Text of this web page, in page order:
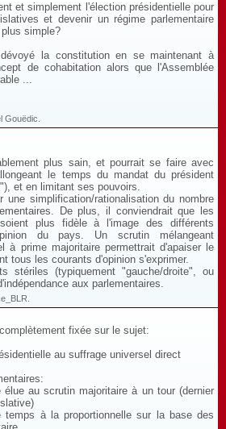
et simplement l'élection présidentielle pour
et devenir un régime parlementaire
simple?
la constitution en se maintenant à
de cohabitation alors que l'Assemblée
...
Gouëdic.
plus sain, et pourrait se faire avec
le temps du mandat du président
et en limitant ses pouvoirs.
une simplification/rationalisation du nombre
De plus, il conviendrait que les
soient plus fidèle à l'image des différents
du pays. Un scrutin mélangeant
à prime majoritaire permettrait d'apaiser le
tous les courants d'opinion s'exprimer.
stériles (typiquement "gauche/droite", ou
aux parlementaires.
fixée sur le sujet:
au suffrage universel direct
au scrutin majoritaire à un tour (dernier
à la proportionnelle sur la base des